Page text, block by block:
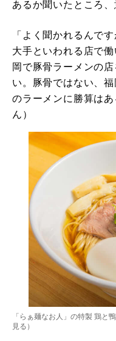
あるか聞いたところ
「よく聞かれるんで
大手といわれる店で
岡で豚骨ラーメンの
い。豚骨ではない、
のラーメンに勝算は
ん）
「らぁ麺なお人」の特製 鶏と
見る ）